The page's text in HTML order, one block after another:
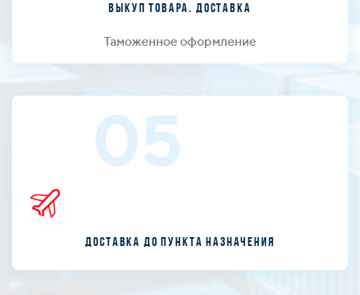
Выкуп товара. Доставка
Таможенное оформление
05
Доставка до пункта назначения